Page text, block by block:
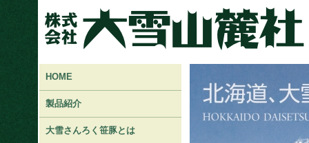
HOME
製品紹介
大雪さんろく笹豚とは